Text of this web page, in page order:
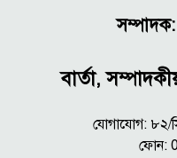
বার্তা,
যোগাযোগ: ৮২/
ফোন: